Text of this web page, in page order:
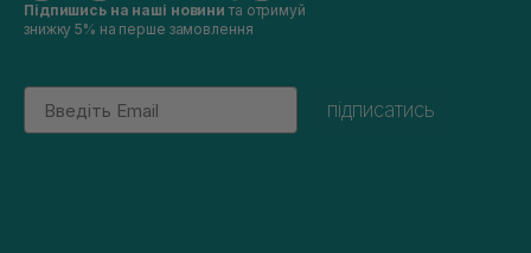
Підпишись на наші новини та отримуй
знижку 5% на перше замовлення
Email
підписатись